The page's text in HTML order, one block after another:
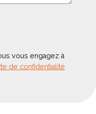
vous engagez à
de confidentialité